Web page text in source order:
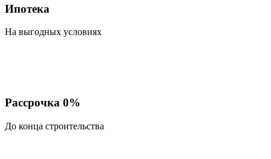
Ипотека
На выгодных условиях
Рассрочка 0%
До конца строительства